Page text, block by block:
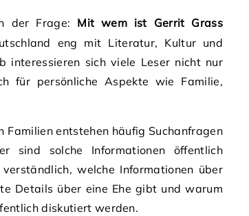
der Frage: Mit wem ist Gerrit Grass
eng mit Literatur, Kultur und
interessieren sich viele Leser nicht nur
für persönliche Aspekte wie Familie,
Familien entstehen häufig Suchanfragen
sind solche Informationen öffentlich
welche Informationen über
Details über eine Ehe gibt und warum
diskutiert werden.